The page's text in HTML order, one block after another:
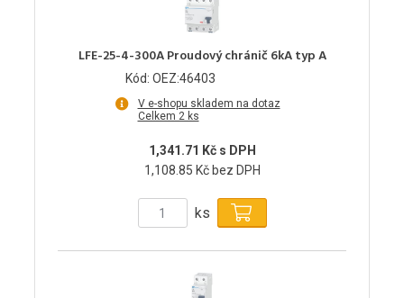
LFE-25-4-300A Proudový chránič 6kA typ A
Kód: OEZ:46403
V e-shopu skladem na dotaz
Celkem 2 ks
1,341.71 Kč s DPH
1,108.85 Kč bez DPH
ks